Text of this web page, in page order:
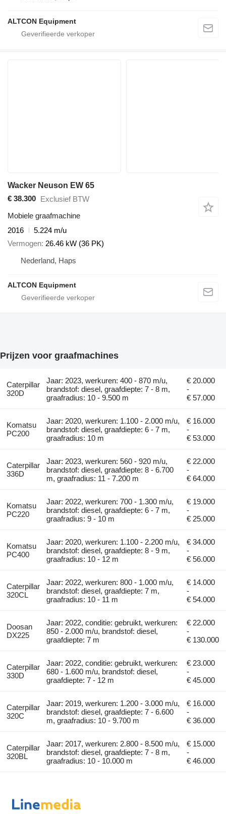
ALTCON Equipment
Wacker Neuson EW 65
€ 38.300 Exclusief BTW
Mobiele graafmachine
2016
5.224 m/u
Vermogen 26.46 kW (36 PK)
Nederland, Haps
ALTCON Equipment
Prijzen voor graafmachines
Caterpillar
320D
Jaar: 2023, werkuren: 400 - 870 m/u,
brandstof: diesel, graafdiepte: 7 - 8 m,
graafradius: 10 - 9.500 m
€ 20.000
-
€ 57.000
Komatsu
PC200
Jaar: 2020, werkuren: 1.100 - 2.000 m/u,
brandstof: diesel, graafdiepte: 6 - 7 m,
graafradius: 10 m
€ 16.000
-
€ 53.000
Caterpillar
336D
Jaar: 2023, werkuren: 560 - 920 m/u,
brandstof: diesel, graafdiepte: 8 - 6.700
m, graafradius: 11 - 7.200 m
€ 22.000
-
€ 64.000
Komatsu
PC220
Jaar: 2022, werkuren: 700 - 1.300 m/u,
brandstof: diesel, graafdiepte: 6 - 7 m,
graafradius: 9 - 10 m
€ 19.000
-
€ 25.000
Komatsu
PC400
Jaar: 2020, werkuren: 1.100 - 2.200 m/u,
brandstof: diesel, graafdiepte: 8 - 9 m,
graafradius: 10 - 12 m
€ 34.000
-
€ 56.000
Caterpillar
320CL
Jaar: 2022, werkuren: 800 - 1.000 m/u,
brandstof: diesel, graafdiepte: 7 m,
graafradius: 10 - 11 m
€ 14.000
-
€ 54.000
Doosan
DX225
Jaar: 2022, conditie: gebruikt, werkuren:
850 - 2.000 m/u, brandstof: diesel,
graafdiepte: 7 m
€ 22.000
-
€ 130.000
Caterpillar
330D
Jaar: 2022, conditie: gebruikt, werkuren:
680 - 1.600 m/u, brandstof: diesel,
graafdiepte: 7 - 12 m
€ 23.000
-
€ 45.000
Caterpillar
320C
Jaar: 2019, werkuren: 1.200 - 3.000 m/u,
brandstof: diesel, graafdiepte: 7 - 6.600
m, graafradius: 10 - 9.700 m
€ 16.000
-
€ 36.000
Caterpillar
320BL
Jaar: 2017, werkuren: 2.800 - 8.500 m/u,
brandstof: diesel, graafdiepte: 7 - 8 m,
graafradius: 10 - 10.000 m
€ 15.000
-
€ 46.000